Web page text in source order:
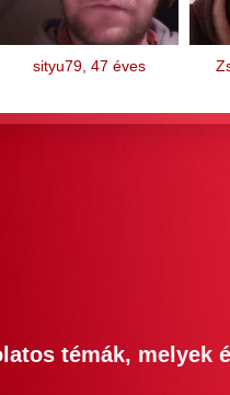
sityu79, 47 éves
témák, melyek